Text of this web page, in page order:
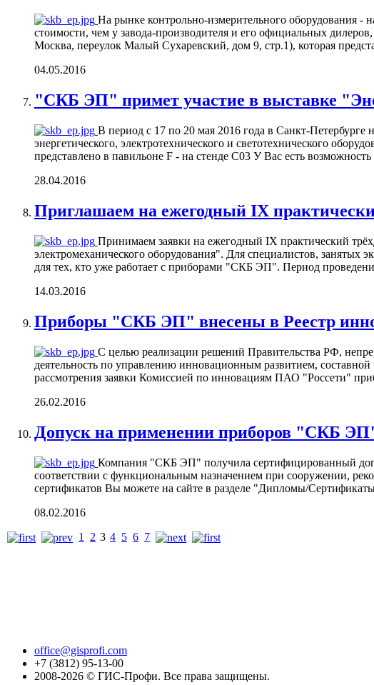
На рынке контрольно-измерительного оборудования
стоимости, чем у завода-производителя и его официальных
Москва, переулок Малый Сухаревский, дом 9, стр.1), которая
04.05.2016
"СКБ ЭП" примет участие в выставке
В период с 17 по 20 мая 2016 года в Санкт-
энергетического, электротехнического и светотехнического
представлено в павильоне F - на стенде C03 У Вас есть
28.04.2016
Приглашаем на ежегодный IX
Принимаем заявки на ежегодный IX практический
электромеханического оборудования". Для специалистов,
для тех, кто уже работает с приборами "СКБ ЭП". Период
14.03.2016
Приборы "СКБ ЭП" внесены в Реестр
С целью реализации решений Правительства РФ,
деятельность по управлению инновационным развитием,
рассмотрения заявки Комиссией по инновациям ПАО "Россети"
26.02.2016
Допуск на применении приборов "СКБ
Компания "СКБ ЭП" получила сертифицированный
соответствии с функциональным назначением при сооружении,
сертификатов Вы можете на сайте в разделе "Дипломы/
08.02.2016
1
2 3 4 5 6 7
office@gisprofi.com
+7 (3812) 95-13-00
2008-2026 © ГИС-Профи. Все права защищены.